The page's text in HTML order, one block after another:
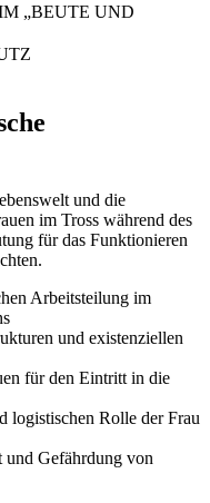
„BEUTE UND
und die
im Tross während des
für das Funktionieren
Arbeitsteilung im
und existenziellen
für den Eintritt in die
logistischen Rolle der Frau
und Gefährdung von